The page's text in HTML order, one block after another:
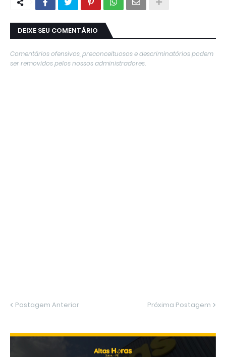
DEIXE SEU COMENTÁRIO
Comentários ofensivos, preconceituosos e descriminatórios podem
ser removidos pelos nossos administradores.
Postagem Anterior Próxima Postagem